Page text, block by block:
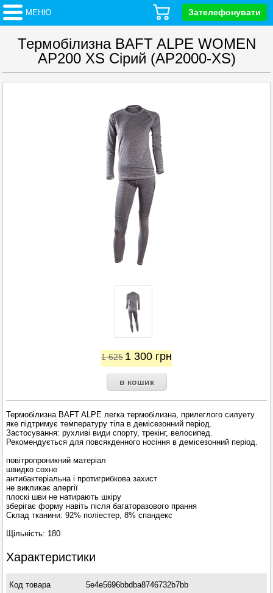
МЕНЮ Зателефонувати
Термобілизна BAFT ALPE WOMEN
AP200 XS Сірий (AP2000-XS)
1 625 1 300 грн
Термобілизна BAFT ALPE легка термобілизна, прилеглого силуету
яке підтримує температуру тіла в демісезонний період.
Застосування: рухливі види спорту, трекінг, велосипед.
Рекомендується для повсякденного носіння в демісезонний період.
повітропроникний матеріал
швидко сохне
антибактеріальна і протигрибкова захист
не викликає алергії
плоскі шви не натирають шкіру
зберігає форму навіть після багаторазового прання
Склад тканини: 92% поліестер, 8% спандекс
Щільність: 180
Характеристики
Код товара 5e4e5696bbdba8746732b7bb